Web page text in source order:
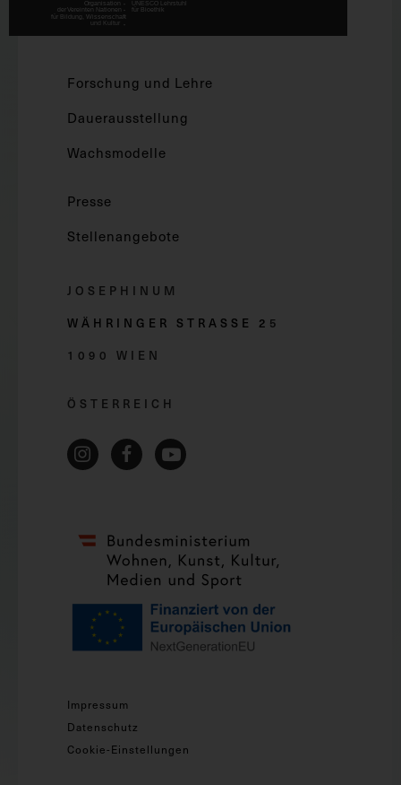
Forschung und Lehre
Dauerausstellung
Wachsmodelle
Presse
Stellenangebote
JOSEPHINUM
WÄHRINGER STRASSE 2 5
1090 WIEN
ÖSTERREICH
Impressum
Datenschutz
Cookie-Einstellungen